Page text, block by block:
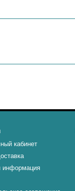
кабинет
информация